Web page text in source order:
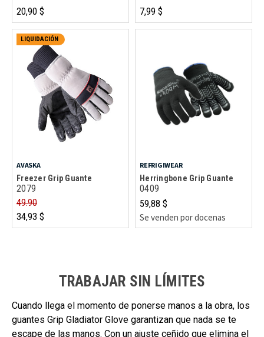
20,90 $ 7,99 $
LIQUIDACIÓN
AVASKA
Freezer Grip Guante
2079
49.90
34,93 $
REFRIGIWEAR
Herringbone Grip Guante
0409
59,88 $
Se venden por docenas
TRABAJAR SIN LÍMITES
Cuando llega el momento de ponerse manos a la obra, los
guantes Grip Gladiator Glove garantizan que nada se te
escape de las manos. Con un ajuste ceñido que elimina el